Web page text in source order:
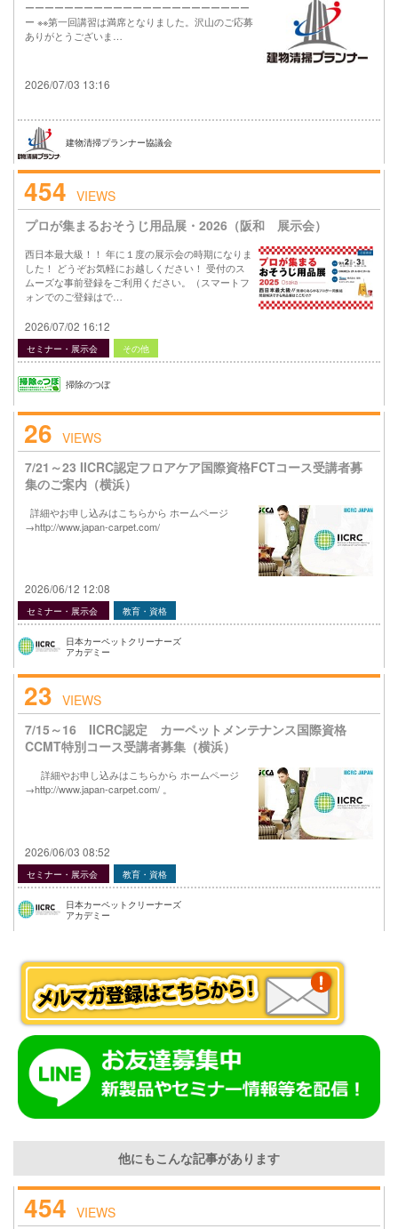
ーーーーーーーーーーーーーーーーーーーーーーー
ー ※※第一回講習は満席となりました。沢山のご応募
ありがとうございま…
2026/07/03 13:16
建物清掃プランナー協議会
454 VIEWS
プロが集まるおそうじ用品展・2026（阪和 展示会）
西日本最大級！！ 年に１度の展示会の時期になりま
した！ どうぞお気軽にお越しください！ 受付のス
ムーズな事前登録をご利用ください。（スマートフ
ォンでのご登録はで…
2026/07/02 16:12
セミナー・展示会 その他
掃除のつぼ
26 VIEWS
7/21～23 IICRC認定フロアケア国際資格FCTコース受講者募
集のご案内（横浜）
詳細やお申し込みはこちらから ホームページ
→http://www.japan-carpet.com/
2026/06/12 12:08
セミナー・展示会 教育・資格
日本カーペットクリーナーズ
アカデミー
23 VIEWS
7/15～16 IICRC認定 カーペットメンテナンス国際資格
CCMT特別コース受講者募集（横浜）
詳細やお申し込みはこちらから ホームページ
→http://www.japan-carpet.com/ 。
2026/06/03 08:52
セミナー・展示会 教育・資格
日本カーペットクリーナーズ
アカデミー
他にもこんな記事があります
454 VIEWS